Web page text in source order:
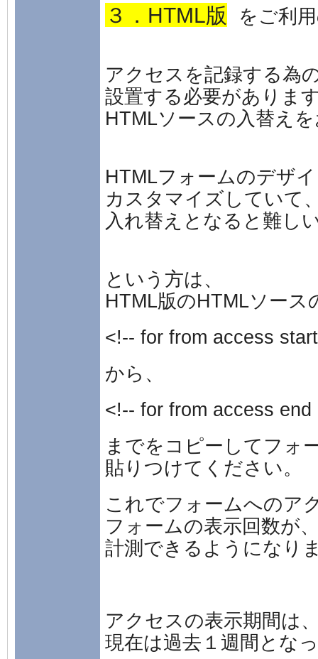
３．HTML版 をご利
アクセスを記録する為
設置する必要がありま
HTMLソースの入替え
HTMLフォームのデザ
カスタマイズしていて
入れ替えとなると難し
という方は、
HTML版のHTMLソース
<!-- for from access
から、
<!-- for from access end
までをコピーしてフォ
貼りつけてください。
これでフォームへのア
フォームの表示回数が
計測できるようになり
アクセスの表示期間は
現在は過去１週間とな